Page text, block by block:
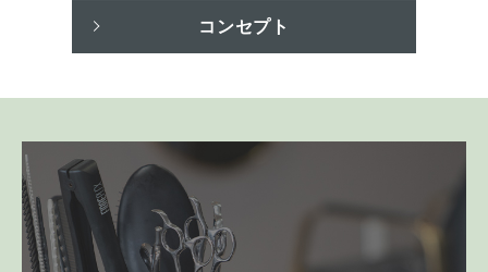
コンセプト